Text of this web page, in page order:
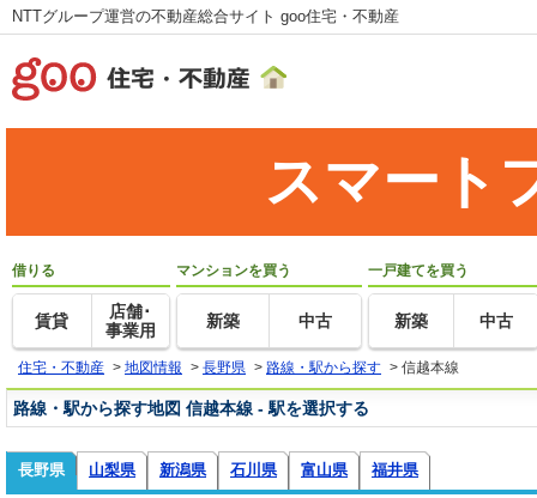
NTTグループ運営の不動産総合サイト goo住宅・不動産
スマート
借りる
賃貸
店舗･
事業用
マンションを買う
新築 中古
一戸建てを買う
新築 中古
住宅・不動産 > 地図情報 > 長野県 > 路線・駅から探す > 信越本線
路線・駅から探す地図 信越本線 - 駅を選択する
長野県 山梨県 新潟県 石川県 富山県 福井県